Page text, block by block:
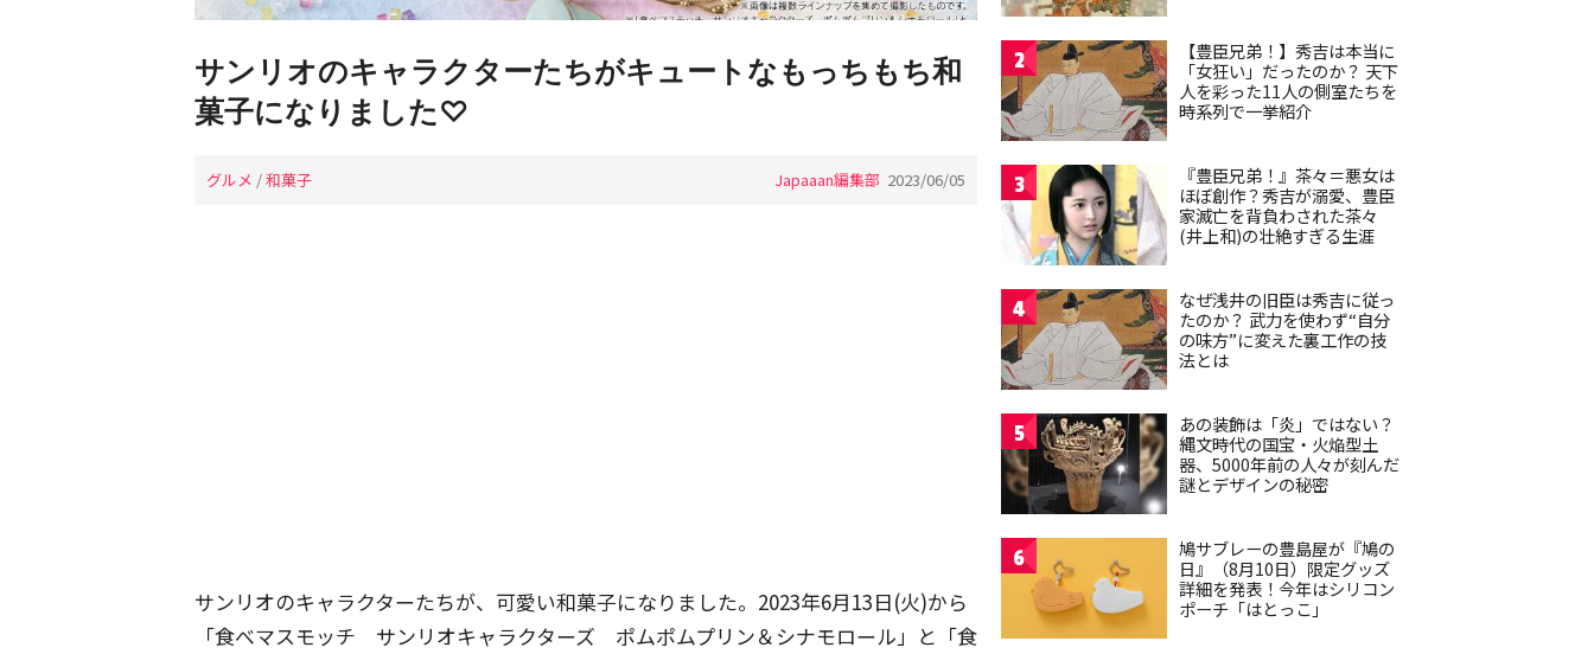
サンリオのキャラクターたちがキュートなもっちもち和
菓子になりました♡
グルメ /和菓子 Japaaan編集部 2023/06/05
サンリオのキャラクターたちが、可愛い和菓子になりました。2023年6月13日(火)から
「食べマスモッチ サンリオキャラクターズ ポムポムプリン＆シナモロール」と「食
2
【豊臣兄弟！】秀吉は本当に
「女狂い」だったのか？ 天下
人を彩った11人の側室たちを
時系列で一挙紹介
3
『豊臣兄弟！』茶々＝悪女は
ほぼ創作？秀吉が溺愛、豊臣
家滅亡を背負わされた茶々
(井上和)の壮絶すぎる生涯
4
なぜ浅井の旧臣は秀吉に従っ
たのか？ 武力を使わず“自分
の味方”に変えた裏工作の技
法とは
5
あの装飾は「炎」ではない？
縄文時代の国宝・火焔型土
器、5000年前の人々が刻んだ
謎とデザインの秘密
6
鳩サブレーの豊島屋が『鳩の
日』（8月10日）限定グッズ
詳細を発表！今年はシリコン
ポーチ「はとっこ」